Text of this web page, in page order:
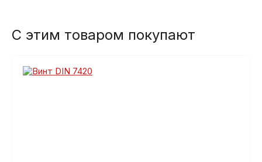
С этим товаром покупают